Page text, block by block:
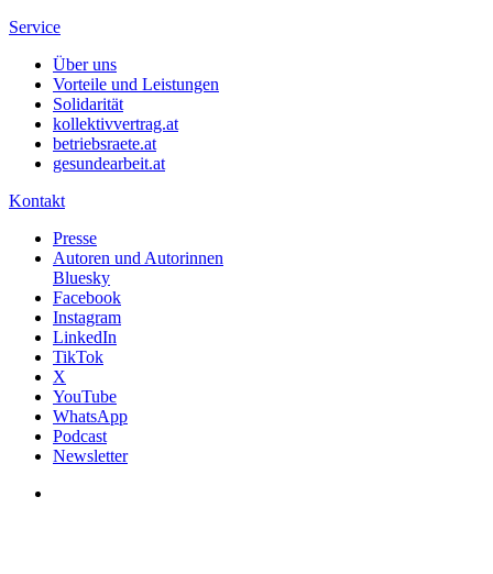
Service
Über uns
Vorteile und Leistungen
Solidarität
kollektivvertrag.at
betriebsraete.at
gesundearbeit.at
Kontakt
Presse
Autoren und Autorinnen
Bluesky
Facebook
Instagram
LinkedIn
TikTok
X
YouTube
WhatsApp
Podcast
Newsletter